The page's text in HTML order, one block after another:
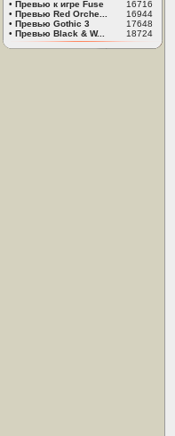
• Превью к игре Fuse
16716
• Превью Red Orche...
16944
• Превью Gothic 3
17648
• Превью Black & W... 18724